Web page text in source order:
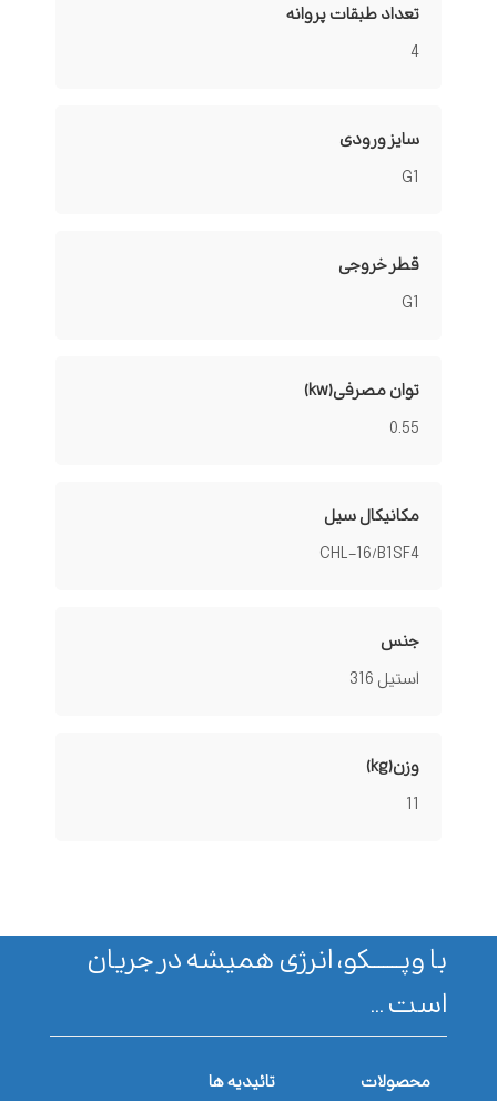
تعداد طبقات پروانه
4
سایز ورودی
G1
قطر خروجی
G1
توان مصرفی(kw)
0.55
مکانیکال سیل
CHL-16/B1SF4
جنس
استیل 316
وزن(kg)
11
با وپـــــــکو، انرژی همیشه در جریان
است ...
محصولات
تائیدیه ها